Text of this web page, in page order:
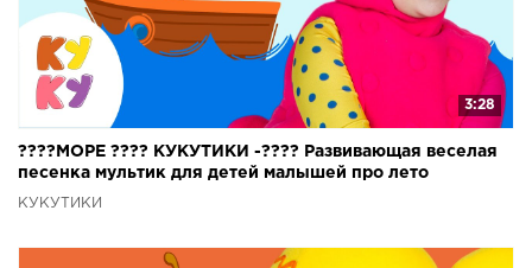
3:28
????МОРЕ ???? КУКУТИКИ -???? Развивающая веселая
песенка мультик для детей малышей про лето
КУКУТИКИ